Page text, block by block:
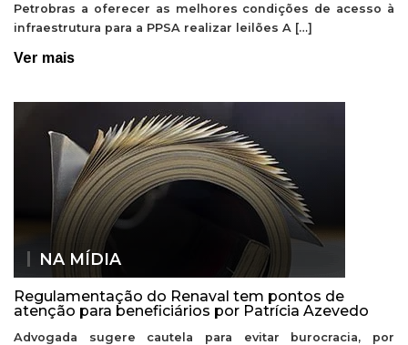
Petrobras a oferecer as melhores condições de acesso à
infraestrutura para a PPSA realizar leilões A […]
Ver mais
NA MÍDIA
Regulamentação do Renaval tem pontos de
atenção para beneficiários por Patrícia Azevedo
Advogada sugere cautela para evitar burocracia, por